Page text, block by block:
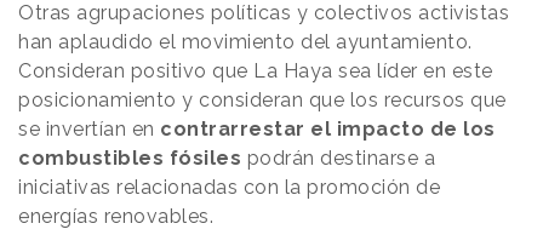
Otras agrupaciones políticas y colectivos activistas
han aplaudido el movimiento del ayuntamiento.
Consideran positivo que La Haya sea líder en este
posicionamiento y consideran que los recursos que
se invertían en contrarrestar el impacto de los
combustibles fósiles podrán destinarse a
iniciativas relacionadas con la promoción de
energías renovables.